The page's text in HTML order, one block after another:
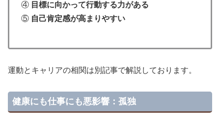
④ 目標に向かって行動する力がある
⑤ 自己肯定感が高まりやすい
運動とキャリアの相関は別記事で解説しております。
健康にも仕事にも悪影響：孤独